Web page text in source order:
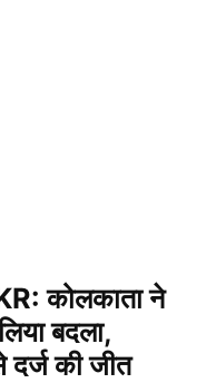
कोलकाता ने
बदला,
की जीत